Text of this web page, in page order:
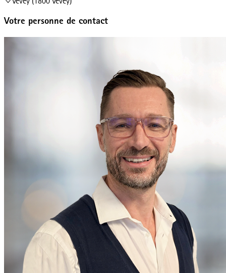
Vevey (1800 Vevey)
Votre personne de contact